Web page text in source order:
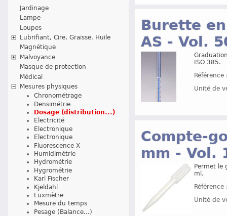
Jardinage
Lampe
Loupes
Lubrifiant, Cire, Graisse, Huile
Magnétique
Malvoyance
Masque de protection
Médical
Mesures physiques
Chronométrage
Densimétrie
Dosage (distribution...)
Electricité
Electronique
Electronique
Fluorescence X
Humidimétrie
Hydrométrie
Hygrométrie
Karl Fischer
Kjeldahl
Luxmètre
Mesure du temps
Pesage (Balance...)
Burette
AS - Vol.
ISO 385.
Unité de
Compte-
mm - Vol.
Permet le
ml.
Unité de